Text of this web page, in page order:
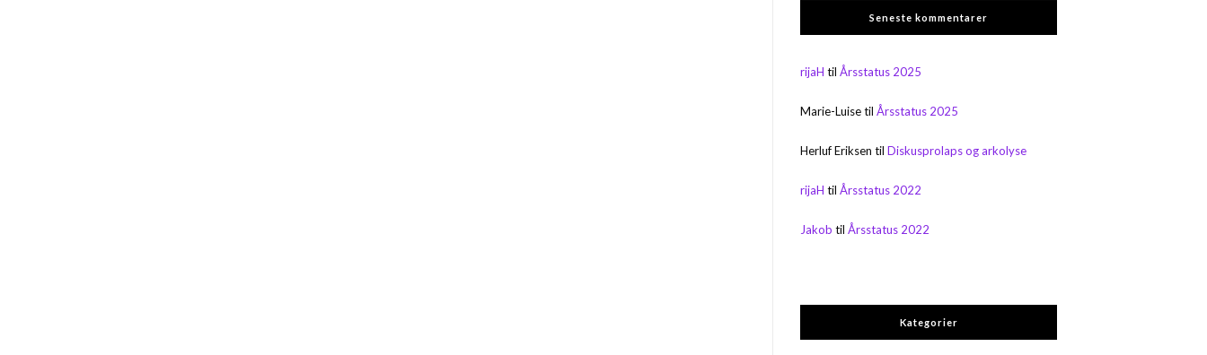
Seneste kommentarer
rijaH tilÅrsstatus 2025
Marie-LuisetilÅrsstatus 2025
Herluf Eriksen tilDiskusprolaps og arkolyse
rijaH tilÅrsstatus 2022
Jakob tilÅrsstatus 2022
Kategorier